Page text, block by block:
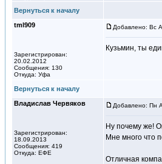
Вернуться к началу
tml909
Зарегистрирован:
20.02.2012
Сообщения: 130
Откуда: Уфа
Добавлено: Вс
Кузьмин, ты
Вернуться к началу
Владислав Червяков
Зарегистрирован:
18.09.2013
Сообщения: 419
Откуда: ЕФЕ
Добавлено: Пн
Ну почему же!
Мне много что
Отличная